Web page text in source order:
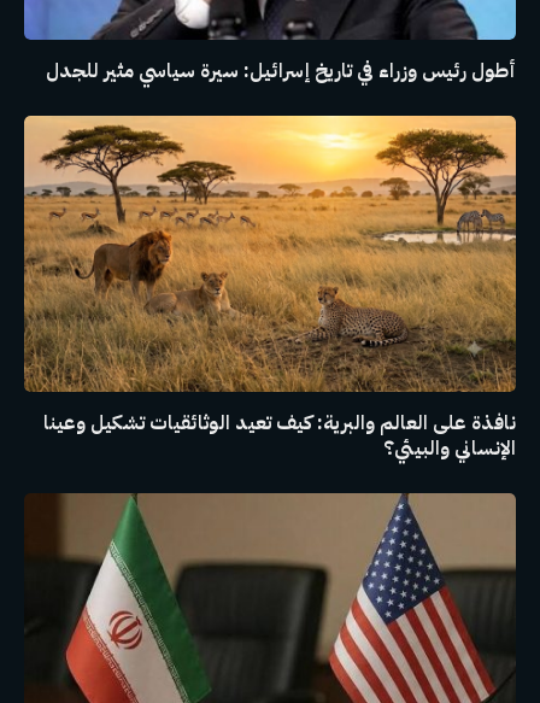
أطول رئيس وزراء في تاريخ إسرائيل: سيرة سياسي مثير للجدل
نافذة على العالم والبرية: كيف تعيد الوثائقيات تشكيل وعينا
الإنساني والبيئي؟